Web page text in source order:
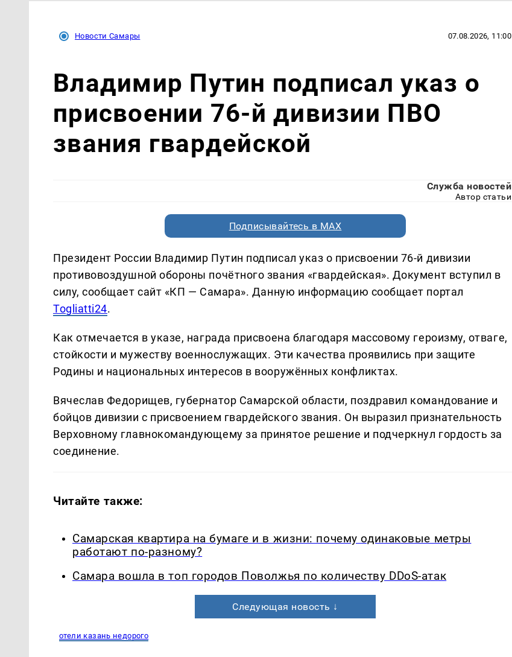
Новости Самары 07.08.2026, 11:00
Владимир Путин подписал указ о
присвоении 76-й дивизии ПВО
звания гвардейской
Служба новостей
Автор статьи
Подписывайтесь в MAX
Президент России Владимир Путин подписал указ о присвоении 76-й дивизии
противовоздушной обороны почётного звания «гвардейская». Документ вступил в
силу, сообщает сайт «КП — Самара». Данную информацию сообщает портал
Togliatti24.
Как отмечается в указе, награда присвоена благодаря массовому героизму, отваге,
стойкости и мужеству военнослужащих. Эти качества проявились при защите
Родины и национальных интересов в вооружённых конфликтах.
Вячеслав Федорищев, губернатор Самарской области, поздравил командование и
бойцов дивизии с присвоением гвардейского звания. Он выразил признательность
Верховному главнокомандующему за принятое решение и подчеркнул гордость за
соединение.
Читайте также:
Самарская квартира на бумаге и в жизни: почему одинаковые метры
работают по-разному?
Самара вошла в топ городов Поволжья по количеству DDoS-атак
Следующая новость ↓
отели казань недорого